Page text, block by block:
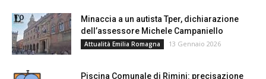
Minaccia a un autista Tper, dichiarazione
dell’assessore Michele Campaniello
Attualità Emilia Romagna 13 Gennaio 2026
Piscina Comunale di Rimini: precisazione